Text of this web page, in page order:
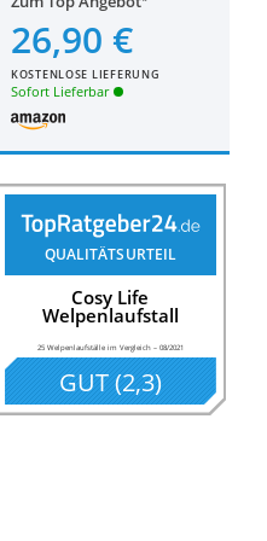
26,90 €
KOSTENLOSE LIEFERUNG
Sofort Lieferbar
QUALITÄTSURTEIL
Cosy Life
Welpenlaufstall
25 Welpenlaufställe im Vergleich– 08/2021
GUT(2,3)